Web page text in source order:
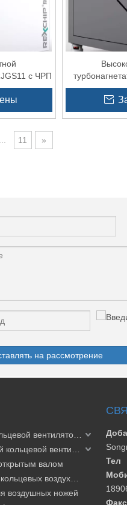
с ЧРП
15 л.с.
ЧРП для
11 »
на рассмотрение
валом
воздушных ножей
Тел
Факс